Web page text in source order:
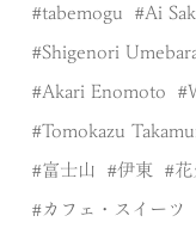
tabemogu Ai
Shigenori
Akari Enomoto
Tomokazu
富士山 伊東 花
カフェ・スイーツ